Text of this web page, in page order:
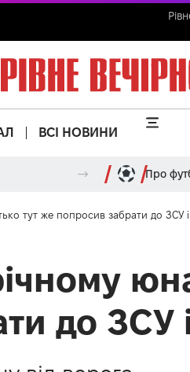
ВСІ НОВИНИ
Про
тут же попросив забрати до ЗСУ
до ЗСУ